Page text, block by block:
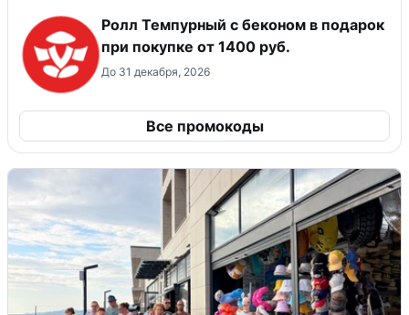
Ролл Темпурный с беконом в подарок
при покупке от 1400 руб.
До 31 декабря, 2026
Все промокоды